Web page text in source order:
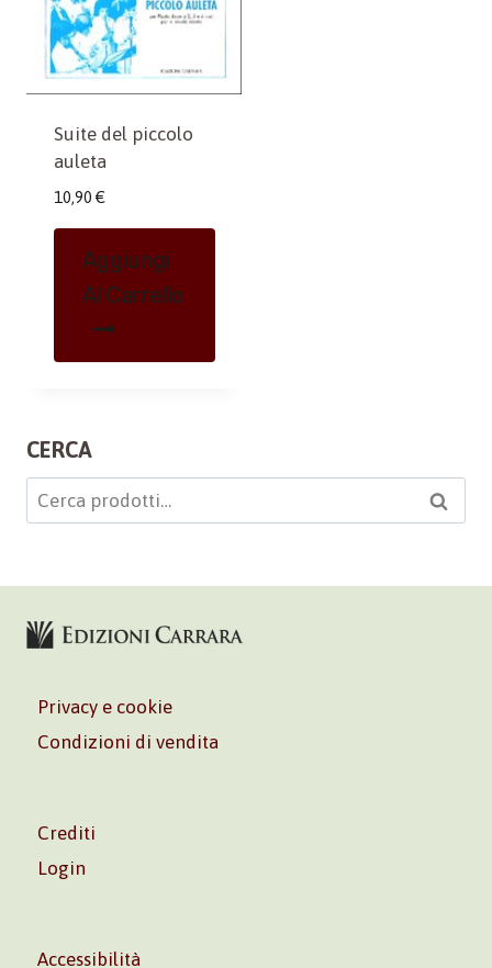
Suite del piccolo
auleta
10,90 €
Aggiungi
Al Carrello
CERCA
Cerca: Cerca
Privacy e cookie
Condizioni di vendita
Crediti
Login
Accessibilità